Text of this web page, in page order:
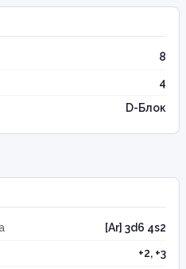
8
4
D-Блок
[Ar] 3d6 4s2
+2, +3